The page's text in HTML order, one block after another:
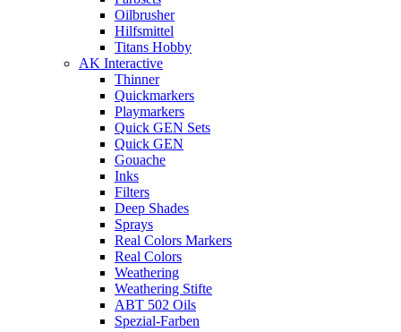
Oilbrusher
Hilfsmittel
Titans Hobby
AK Interactive
Thinner
Quickmarkers
Playmarkers
Quick GEN Sets
Quick GEN
Gouache
Inks
Filters
Deep Shades
Sprays
Real Colors Markers
Real Colors
Weathering
Weathering Stifte
ABT 502 Oils
Spezial-Farben